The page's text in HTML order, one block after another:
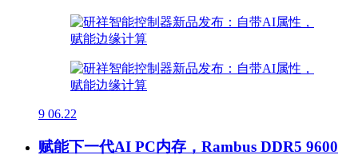
9 06.22
赋能下一代AI PC内存，Rambus DDR5 9600